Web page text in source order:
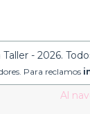
Al
- 2026.
Para reclamos